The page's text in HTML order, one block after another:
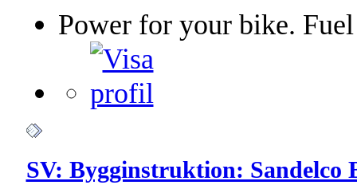
Power for your bike.
SV: Bygginstruktion: Sandelco